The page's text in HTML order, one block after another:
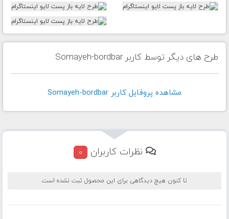
طرح های دیگر توسط کاربر Somayeh-bordbar
مشاهده پروفايل کاربر Somayeh-bordbar
نظرات کاربران 0
تا کنون هیچ دیدگاهی برای این محصول ثبت نشده است